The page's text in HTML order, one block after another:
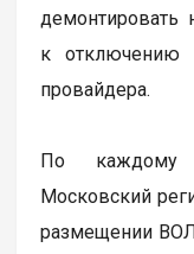
демонтировать
к отключению
провайдера.
По каждому
Московский
размещении